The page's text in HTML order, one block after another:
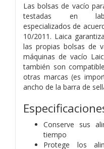
Las bolsas de vacío
testadas en
especializados de
10/2011. Laica
las propias bolsas de
máquinas de vacío
también son
otras marcas (es
ancho de la barra de
Conserve sus
tiempo
Protege los